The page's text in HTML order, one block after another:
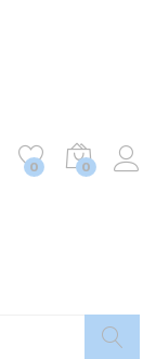
0 0